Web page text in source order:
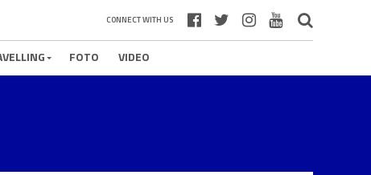
CONNECT WITH US
FOTO VIDEO